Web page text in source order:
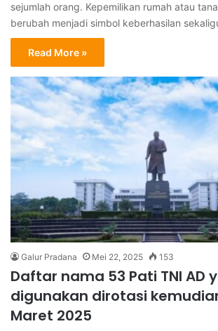
sejumlah orang. Kepemilikan rumah atau
berubah menjadi simbol keberhasilan
Read More »
Galur Pradana Mei 22, 2025 153
Daftar nama 53 Pati TNI AD
digunakan dirotasi
Maret 2025